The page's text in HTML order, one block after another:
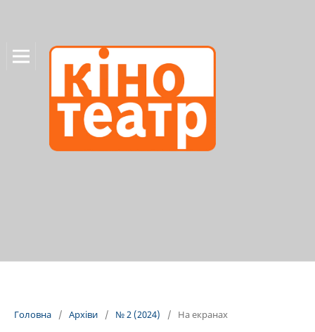
Головна / Архіви / № 2 (2024) / На екранах